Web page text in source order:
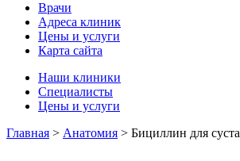
Врачи
Адреса клиник
Цены и услуги
Карта сайта
Наши клиники
Специалисты
Цены и услуги
Главная > Анатомия > Бициллин для